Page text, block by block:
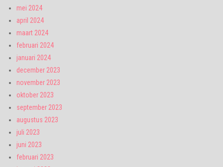
mei 2024
april 2024
maart 2024
februari 2024
januari 2024
december 2023
november 2023
oktober 2023
september 2023
augustus 2023
juli 2023
juni 2023
februari 2023